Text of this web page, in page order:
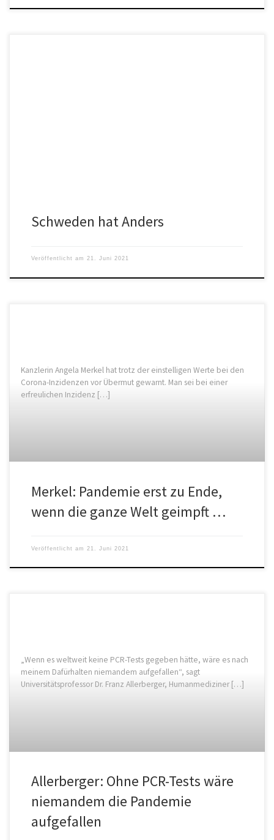
Schweden hat Anders
Veröffentlicht am 21. Juni 2021
Kanzlerin Angela Merkel hat trotz der einstelligen Werte bei den
Corona-Inzidenzen vor Übermut gewarnt. Man sei bei einer
erfreulichen Inzidenz […]
Merkel: Pandemie erst zu Ende,
wenn die ganze Welt geimpft …
Veröffentlicht am 21. Juni 2021
„Wenn es weltweit keine PCR-Tests gegeben hätte, wäre es nach
meinem Dafürhalten niemandem aufgefallen“, sagt
Universitätsprofessor Dr. Franz Allerberger, Humanmediziner […]
Allerberger: Ohne PCR-Tests wäre
niemandem die Pandemie
aufgefallen